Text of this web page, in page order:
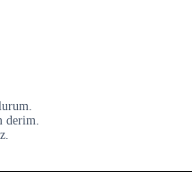
derim.